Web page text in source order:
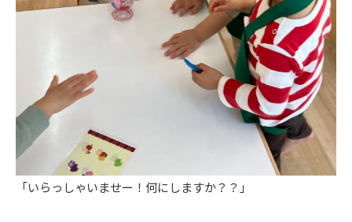
「いらっしゃいませー！何にしますか？？」